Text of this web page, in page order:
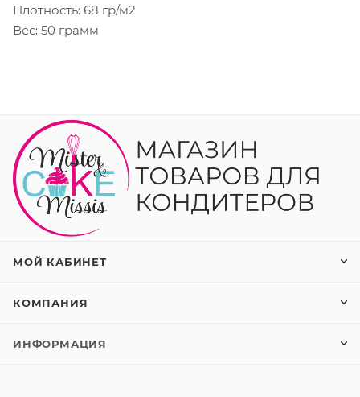
Плотность: 68 гр/м2
Вес: 50 грамм
МОЙ КАБИНЕТ
КОМПАНИЯ
ИНФОРМАЦИЯ